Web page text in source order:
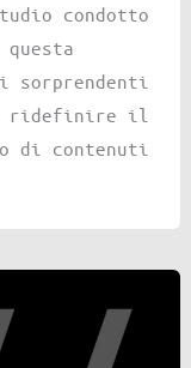
condotto
ridefinire il
di contenuti